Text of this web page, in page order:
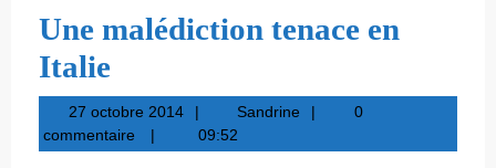
Une malédiction tenace en
Italie
27 octobre 201427
octobre
2014
SandrineSandrine
0
commentaire
09:52